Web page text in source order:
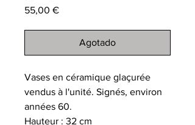
55,00 €Precio
Agotado
Vases en céramique glaçurée
vendus à l'unité. Signés, environ
années 60.
Hauteur : 32 cm